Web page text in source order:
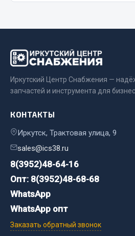
РТИ
Кольца уплотнительные
Лента конвейерная
Манжеты
Патрубки
Прокладки
Иркутский Центр Снабжения —
запчастей и инструмента для
КОНТАКТЫ
Иркутск, Трактовая улица, 9
sales@ics38.ru
8(3952)48-64-16
Опт: 8(3952)48-68-68
WhatsApp
WhatsApp опт
Заказать обратный звонок